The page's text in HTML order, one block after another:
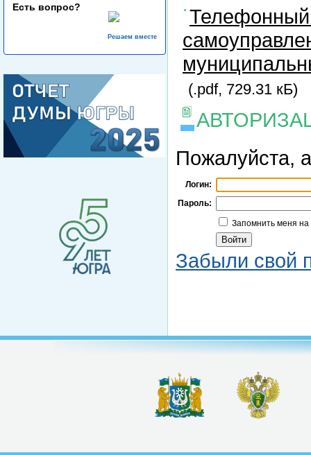
Есть вопрос?
Решаем вместе
Телефонный
(.pdf, 729.31 кБ)
Пожалуйста,
Логин:
Пароль:
Запомнить меня
Забыли свой